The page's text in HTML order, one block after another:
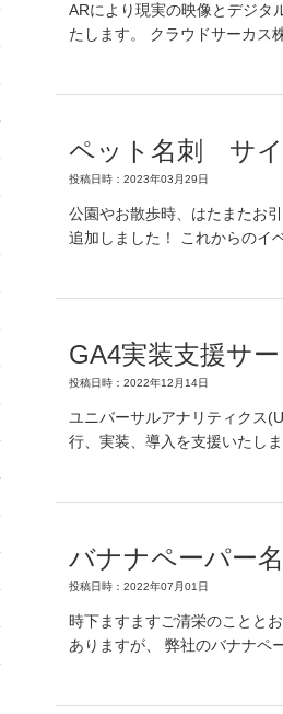
ARにより現実の映像とデジタ
たします。 クラウドサーカス
ペット名刺 サイ
投稿日時：2023年03月29日
公園やお散歩時、はたまたお
追加しました！ これからのイ
GA4実装支援サ
投稿日時：2022年12月14日
ユニバーサルアナリティクス
行、実装、導入を支援いたし
バナナペーパー
投稿日時：2022年07月01日
時下ますますご清栄のことと
ありますが、 弊社のバナナペ